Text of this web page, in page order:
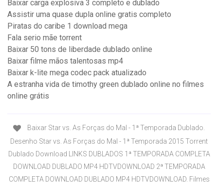
Baixar carga explosiva 3 completo e dublado
Assistir uma quase dupla online gratis completo
Piratas do caribe 1 download mega
Fala serio mãe torrent
Baixar 50 tons de liberdade dublado online
Baixar filme mãos talentosas mp4
Baixar k-lite mega codec pack atualizado
A estranha vida de timothy green dublado online no filmes
online grátis
Baixar Star vs. As Forças do Mal - 1ª Temporada Dublado.
Desenho Star vs. As Forças do Mal - 1ª Temporada 2015 Torrent
Dublado Download LINKS DUBLADOS 1ª TEMPORADA COMPLETA
DOWNLOAD DUBLADO MP4 HDTVDOWNLOAD 2ª TEMPORADA
COMPLETA DOWNLOAD DUBLADO MP4 HDTVDOWNLOAD. Filmes